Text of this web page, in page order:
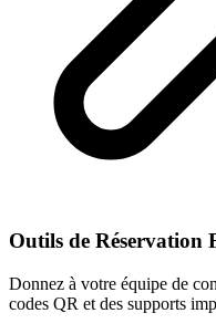
Outils de Réservation
Donnez à votre équipe de
codes QR et des supports